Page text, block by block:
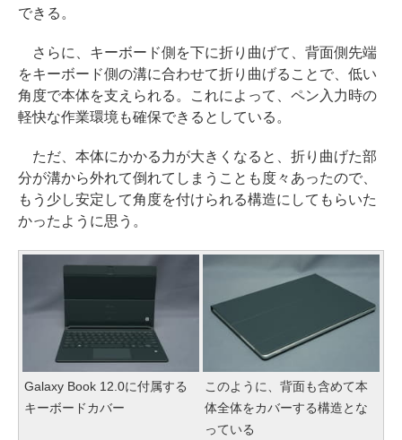
できる。
さらに、キーボード側を下に折り曲げて、背面側先端
をキーボード側の溝に合わせて折り曲げることで、低い
角度で本体を支えられる。これによって、ペン入力時の
軽快な作業環境も確保できるとしている。
ただ、本体にかかる力が大きくなると、折り曲げた部
分が溝から外れて倒れてしまうことも度々あったので、
もう少し安定して角度を付けられる構造にしてもらいた
かったように思う。
Galaxy Book 12.0に付属する
キーボードカバー
このように、背面も含めて本
体全体をカバーする構造とな
っている